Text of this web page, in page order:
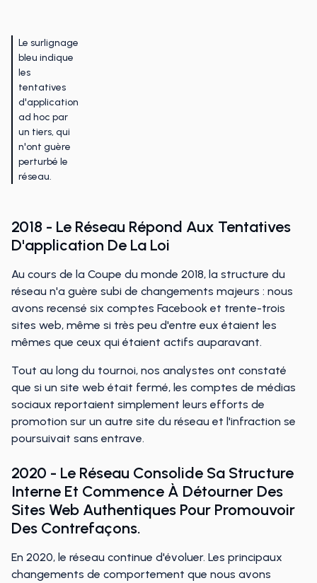
Le surlignage
bleu indique
les
tentatives
d'application
ad hoc par
un tiers, qui
n'ont guère
perturbé le
réseau.
2018 - Le Réseau Répond Aux Tentatives
D'application De La Loi
Au cours de la Coupe du monde 2018, la structure du
réseau n'a guère subi de changements majeurs : nous
avons recensé six comptes Facebook et trente-trois
sites web, même si très peu d'entre eux étaient les
mêmes que ceux qui étaient actifs auparavant.
Tout au long du tournoi, nos analystes ont constaté
que si un site web était fermé, les comptes de médias
sociaux reportaient simplement leurs efforts de
promotion sur un autre site du réseau et l'infraction se
poursuivait sans entrave.
2020 - Le Réseau Consolide Sa Structure
Interne Et Commence À Détourner Des
Sites Web Authentiques Pour Promouvoir
Des Contrefaçons.
En 2020, le réseau continue d'évoluer. Les principaux
changements de comportement que nous avons